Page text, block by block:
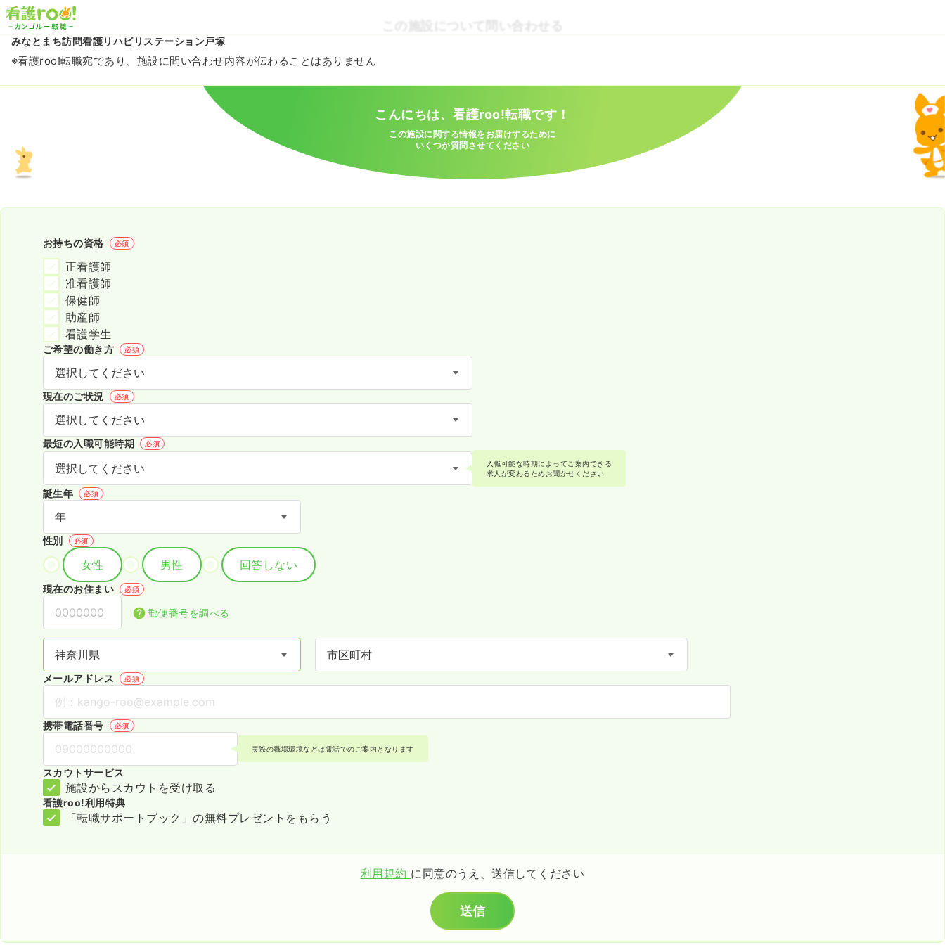
この施設について問い合わせる
みなとまち訪問看護リハビリステーション戸塚
※看護roo!転職宛であり、施設に問い合わせ内容が伝わることはありません
こんにちは、看護roo!転職です！
この施設に関する情報をお届けするために
いくつか質問させてください
お持ちの資格 必須
正看護師
准看護師
保健師
助産師
看護学生
ご希望の働き方 必須
現在のご状況 必須
最短の入職可能時期 必須
入職可能な時期によってご案内できる
求人が変わるためお聞かせください
誕生年 必須
性別 必須
女性 男性 回答しない
現在のお住まい 必須
郵便番号を調べる
メールアドレス 必須
携帯電話番号 必須
実際の職場環境などは電話でのご案内となります
スカウトサービス
施設からスカウトを受け取る
看護roo!利用特典
「転職サポートブック」の無料プレゼントをもらう
利用規約 に同意のうえ、送信してください
送信